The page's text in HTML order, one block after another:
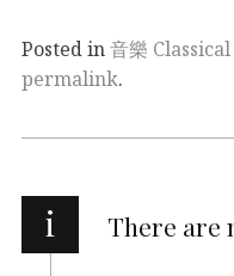
Posted in音樂
permalink.
i There are